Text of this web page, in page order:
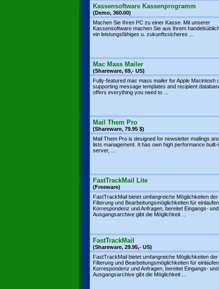
Kassensoftware Kassenprogramm
(Demo, 360.00)
Machen Sie Ihren PC zu einer Kasse. Mit unserer
Kassensoftware machen Sie aus Ihrem
ein leistungsfähiges u. zukunftssicheres ...
Mac Mass Mailer
(Shareware, 69,- US)
Fully-featured mac mass mailer for Apple Macintosh
supporting message templates and recipient
offers everything you need to ...
Mail Them Pro
(Shareware, 79.95 $)
Mail Them Pro is designed for newsletter mailings
lists management. It has own high performance built-
server, ...
FastTrackMail Lite
(Freeware)
FastTrackMail bietet umfangreiche Möglichkeiten der
Filterung und Bearbeitungsmöglichkeiten für
Korrespondenz und Anfragen, bereitet Eingangs- und
Ausgangsarchive gibt die Möglichkeit ...
FastTrackMail
(Shareware, 29.95,- US)
FastTrackMail bietet umfangreiche Möglichkeiten der
Filterung und Bearbeitungsmöglichkeiten für
Korrespondenz und Anfragen, bereitet Eingangs- und
Ausgangsarchive gibt die Möglichkeit ...